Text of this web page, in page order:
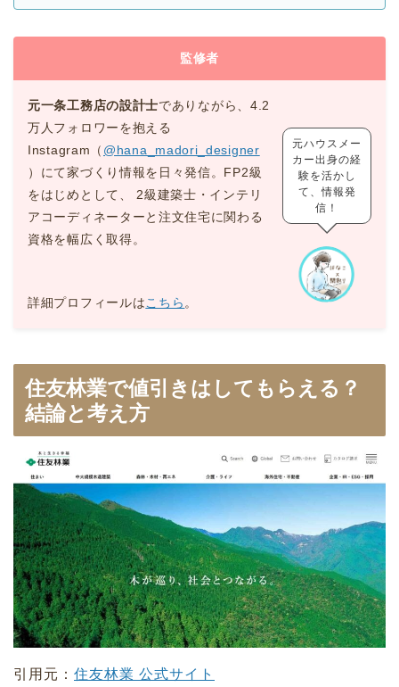
監修者
元一条工務店の設計士でありながら、4.2
万人フォロワーを抱える
Instagram（ @hana_madori_designer
）にて家づくり情報を日々発信。FP2級
をはじめとして、 2級建築士・インテリ
アコーディネーターと注文住宅に関わる
資格を幅広く取得。
詳細プロフィールはこちら 。
元ハウスメー
カー出身の経
験を活かし
て、情報発
信！
住友林業で値引きはしてもらえる？
結論と考え方
引用元： 住友林業 公式サイト